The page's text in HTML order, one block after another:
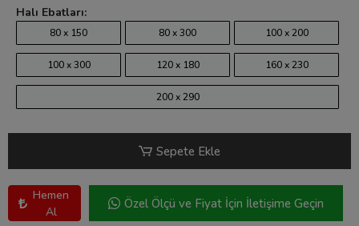
Halı Ebatları:
80 x 150 80 x 300 100 x 200
100 x 300 120 x 180 160 x 230
200 x 290
Sepete Ekle
Hemen
Al
Özel Ölçü ve Fiyat İçin İletişime Geçin